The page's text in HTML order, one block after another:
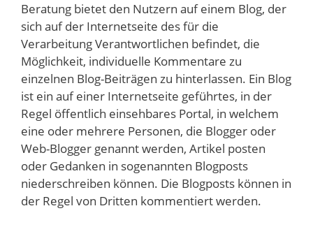
Beratung bietet den Nutzern auf einem Blog, der
sich auf der Internetseite des für die
Verarbeitung Verantwortlichen befindet, die
Möglichkeit, individuelle Kommentare zu
einzelnen Blog-Beiträgen zu hinterlassen. Ein Blog
ist ein auf einer Internetseite geführtes, in der
Regel öffentlich einsehbares Portal, in welchem
eine oder mehrere Personen, die Blogger oder
Web-Blogger genannt werden, Artikel posten
oder Gedanken in sogenannten Blogposts
niederschreiben können. Die Blogposts können in
der Regel von Dritten kommentiert werden.